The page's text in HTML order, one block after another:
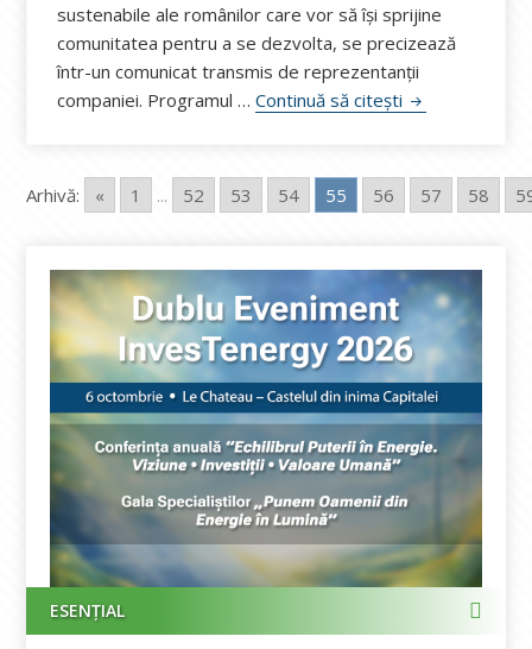
sustenabile ale românilor care vor să își sprijine
comunitatea pentru a se dezvolta, se precizează
într-un comunicat transmis de reprezentanții
companiei. Programul …Continuă să citești Electrica a
Arhivă: « 1 ... 52 53 54 55 56 57 58
ESENȚIAL